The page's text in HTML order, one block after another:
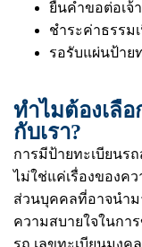
ยื่นคำขอต่อเจ้
ชำระค่าธรรม
รอรับแผ่นป้าย
ทำไมต้องเลื
กับเรา?
การมีป้ายทะเบียนร
ไม่ใช่แค่เรื่องของค
ส่วนบุคคลที่อาจนำม
ความสบายใจในกา
รถ เลขทะเบียนมงค